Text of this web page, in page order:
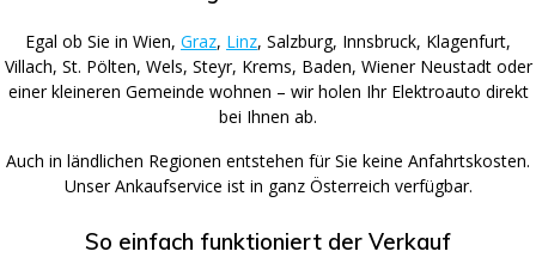
Egal ob Sie in Wien, Graz, Linz, Salzburg, Innsbruck, Klagenfurt,
Villach, St. Pölten, Wels, Steyr, Krems, Baden, Wiener Neustadt oder
einer kleineren Gemeinde wohnen – wir holen Ihr Elektroauto direkt
bei Ihnen ab.
Auch in ländlichen Regionen entstehen für Sie keine Anfahrtskosten.
Unser Ankaufservice ist in ganz Österreich verfügbar.
So einfach funktioniert der Verkauf